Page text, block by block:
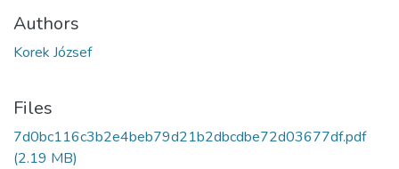
Authors
Korek József
Files
7d0bc116c3b2e4beb79d21b2dbcdbe72d03677df.pdf
(2.19 MB)